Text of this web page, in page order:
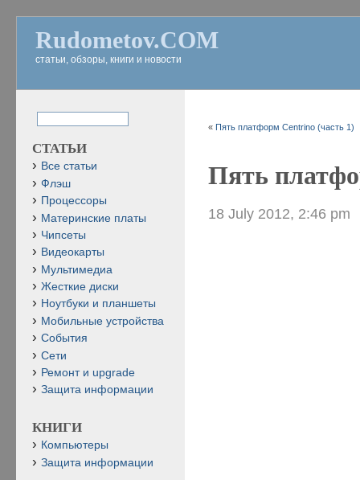
Rudometov.COM
статьи, обзоры, книги и новости
«Пять платформ Centrino (часть 1)
Пять
18 July 2012, 2:46 pm
СТАТЬИ
Все статьи
Флэш
Процессоры
Материнские платы
Чипсеты
Видеокарты
Мультимедиа
Жесткие диски
Ноутбуки и планшеты
Мобильные устройства
События
Сети
Ремонт и upgrade
Защита информации
КНИГИ
Компьютеры
Защита информации